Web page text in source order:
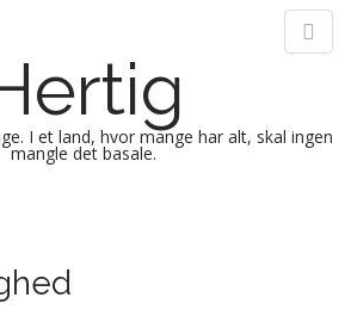
I et land, hvor mange har alt, skal ingen
mangle det basale.